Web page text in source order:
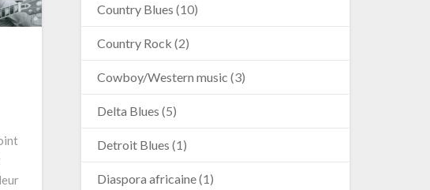
Country Blues (10)
Country Rock (2)
Cowboy/Western music (3)
Delta Blues (5)
Detroit Blues (1)
Diaspora africaine(1)